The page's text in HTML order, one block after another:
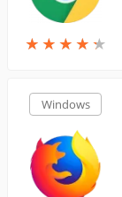
★ ★ ★ ★ ★
★ ★ ★ ★ ★
Windows